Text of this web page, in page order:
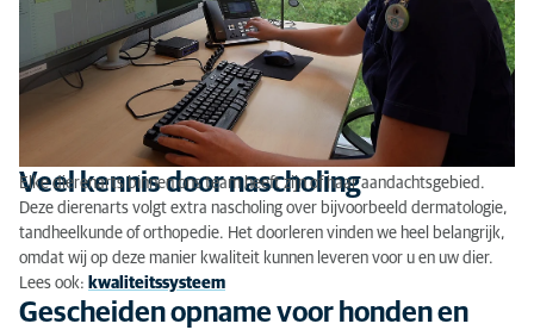
Veel kennis door nascholing
Elke dierenarts binnen ons team heeft zijn of haar aandachtsgebied.
Deze dierenarts volgt extra nascholing over bijvoorbeeld dermatologie,
tandheelkunde of orthopedie. Het doorleren vinden we heel belangrijk,
omdat wij op deze manier kwaliteit kunnen leveren voor u en uw dier.
Lees ook: kwaliteitssysteem
Gescheiden opname voor honden en